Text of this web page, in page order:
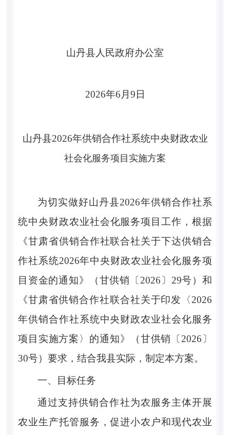
山丹县人民政府办公室
2026年6 月9日
山丹县2026年供销合作社系统中央财政农业
社会化服务项目 实施方案
为切实做好山丹县2026年供销合作社系
统中央财政农业社会化服务项目 工作，根据
《甘肃省供销合作社联合社关于下达供销合
作社系统2026年中央财政农业社会化服务项
目 资金的通知》（甘供销〔2026〕 29号）和
《甘肃省供销合作社联合社关于印发〈2026
年供销合作社系统中央财政农业社会化服务
项目实施方案〉的通知》（甘供销〔2026〕
30号） 要求 ，结合我县实际，制定本方案。
一、目标任务
通过支持供销合作社为农服务主体开展
农业生产托管服务，促进小农户和现代农业